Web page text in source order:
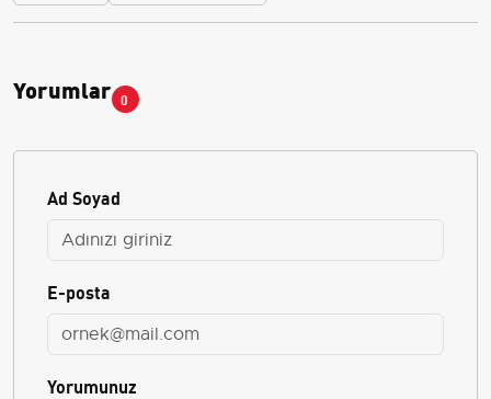
Yorumlar 0
Ad Soyad
E-posta
Yorumunuz